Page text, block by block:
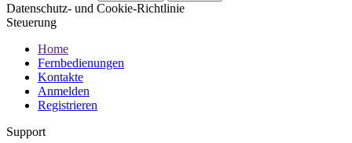
Datenschutz- und Cookie-Richtlinie
Steuerung
Home
Fernbedienungen
Kontakte
Anmelden
Registrieren
Support